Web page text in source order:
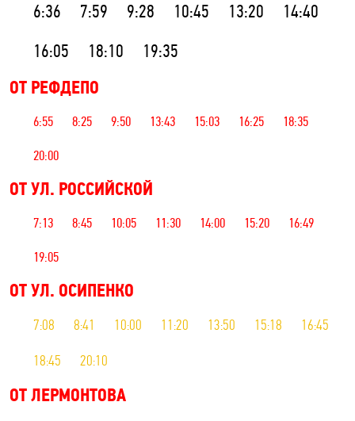
6:36 7:59 9:28 10:45 13:20
14:40
16:05
18:10 19:35
ОТ РЕФДЕПО
6:55 8:25 9:50 13:43 15:03 16:25 18:35
20:00
ОТ УЛ. РОССИЙСКОЙ
7:13 8:45 10:05 11:30 14:00 15:20 16:49
19:05
ОТ УЛ. ОСИПЕНКО
7:08 8:41 10:00 11:20 13:50 15:18 16:45
18:45 20:10
ОТ ЛЕРМОНТОВА